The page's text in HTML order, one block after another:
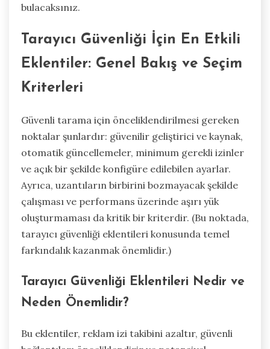
bulacaksınız.
Tarayıcı Güvenliği İçin En Etkili
Eklentiler: Genel Bakış ve Seçim
Kriterleri
Güvenli tarama için önceliklendirilmesi gereken
noktalar şunlardır: güvenilir geliştirici ve kaynak,
otomatik güncellemeler, minimum gerekli izinler
ve açık bir şekilde konfigüre edilebilen ayarlar.
Ayrıca, uzantıların birbirini bozmayacak şekilde
çalışması ve performans üzerinde aşırı yük
oluşturmaması da kritik bir kriterdir. (Bu noktada,
tarayıcı güvenliği eklentileri konusunda temel
farkındalık kazanmak önemlidir.)
Tarayıcı Güvenliği Eklentileri Nedir ve
Neden Önemlidir?
Bu eklentiler, reklam izi takibini azaltır, güvenli